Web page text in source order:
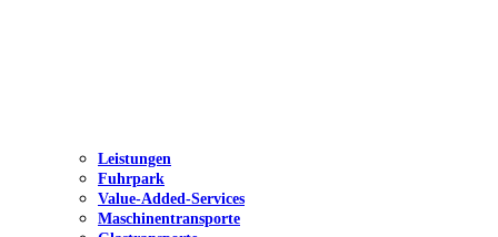
Leistungen
Fuhrpark
Value-Added-Services
Maschinentransporte